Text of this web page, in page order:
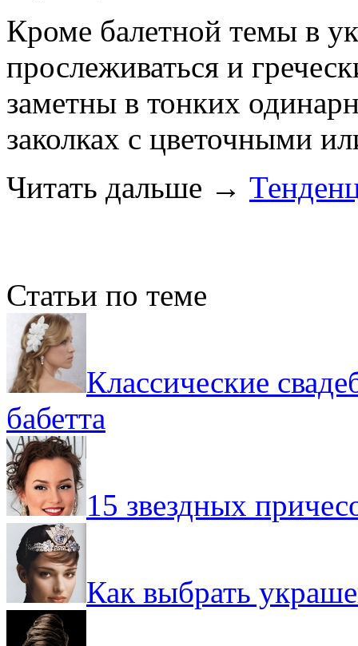
Кроме балетной темы в
прослеживаться и
заметны в тонких
заколках с цветочными
Читать дальше →
Статьи по теме
Классические
бабетта
15 звездных
Как выбрать